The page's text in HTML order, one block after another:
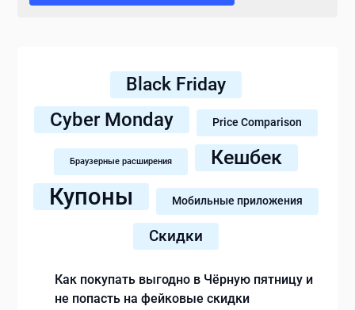
Black Friday
Cyber Monday Price Comparison
Браузерные расширения Кешбек
Купоны Мобильные приложения
Скидки
Как покупать выгодно в Чёрную пятницу и
не попасть на фейковые скидки